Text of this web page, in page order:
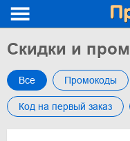
Скидки и
Все Промокоды
Код на первый заказ